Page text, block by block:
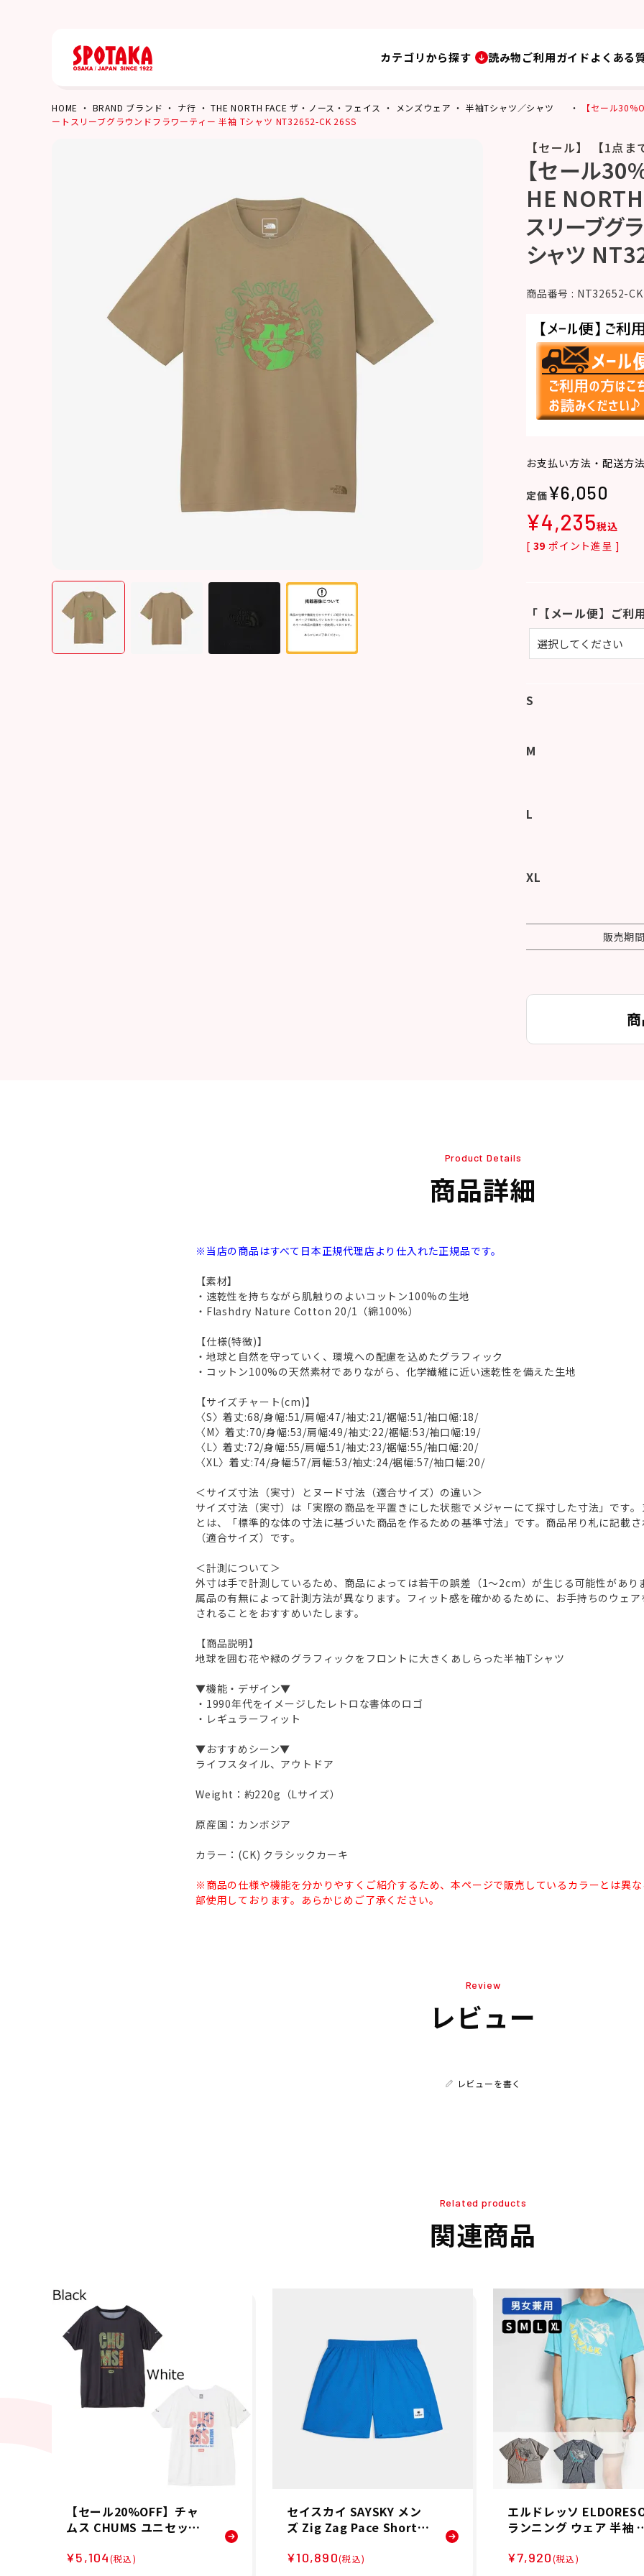
カテゴリから探す 読み物ご利用ガイドよくある
HOME BRAND ブランド ナ行 THE NORTH FACE ザ・ノース・フェイス メンズウェア 半袖Tシャツ／シャツ
【セール
ートスリーブグラウンドフラワーティー 半袖 Tシャツ NT32652-CK 26SS
【セール】 【1点ま
【セール
HE NORTH
スリーブグ
シャツ
商品番号 NT32652-CK
お支払い方法・配送方
¥6,050
¥4,235税込
[ 39 ポイント進呈 ]
「【メール便】ご
S
M
L
XL
販売期間
Product Details
商品詳細
※当店の商品はすべて日本正規代理店より仕入れた正規品です。
【素材】
・速乾性を持ちながら肌触りのよいコットン100%の生地
・Flashdry Nature Cotton 20/1（綿100％）
【仕様(特徴)】
・地球と自然を守っていく、環境への配慮を込めたグラフィック
・コットン100%の天然素材でありながら、化学繊維に近い速乾性を備えた生地
【サイズチャート(cm)】
〈S〉着丈:68/身幅:51/肩幅:47/袖丈:21/裾幅:51/袖口幅:18/
〈M〉着丈:70/身幅:53/肩幅:49/袖丈:22/裾幅:53/袖口幅:19/
〈L〉着丈:72/身幅:55/肩幅:51/袖丈:23/裾幅:55/袖口幅:20/
〈XL〉着丈:74/身幅:57/肩幅:53/袖丈:24/裾幅:57/袖口幅:20/
＜サイズ寸法（実寸）とヌード寸法（適合サイズ）の違い＞
サイズ寸法（実寸）は「実際の商品を平置きにした状態でメジャーにて採寸した寸法」です。
とは、「標準的な体の寸法に基づいた商品を作るための基準寸法」です。商品吊り札に記載
（適合サイズ）です。
＜計測について＞
外寸は手で計測しているため、商品によっては若干の誤差（1～2cm）が生じる可能性があり
属品の有無によって計測方法が異なります。フィット感を確かめるために、お手持ちのウェ
されることをおすすめいたします。
【商品説明】
地球を囲む花や緑のグラフィックをフロントに大きくあしらった半袖Tシャツ
▼機能・デザイン▼
・1990年代をイメージしたレトロな書体のロゴ
・レギュラーフィット
▼おすすめシーン▼
ライフスタイル、アウトドア
Weight：約220g（Lサイズ）
原産国：カンボジア
カラー：(CK) クラシックカーキ
※商品の仕様や機能を分かりやすくご紹介するため、本ページで販売しているカラーとは異
部使用しております。あらかじめご了承ください。
Review
レビュー
レビューを書く
Related products
関連商品
【セール20%OFF】チャ
ムス CHUMS ユニセック
CH01-2769 26SP
¥5,104(税込)
セイスカイ SAYSKY メン
ズ Zig Zag Pace Shorts
ンツ SM40014C1063 26S
¥10,890(税込)
エルドレッソ
ランニング ウェア 半袖 T
015315 メンズ レディー
¥7,920(税込)